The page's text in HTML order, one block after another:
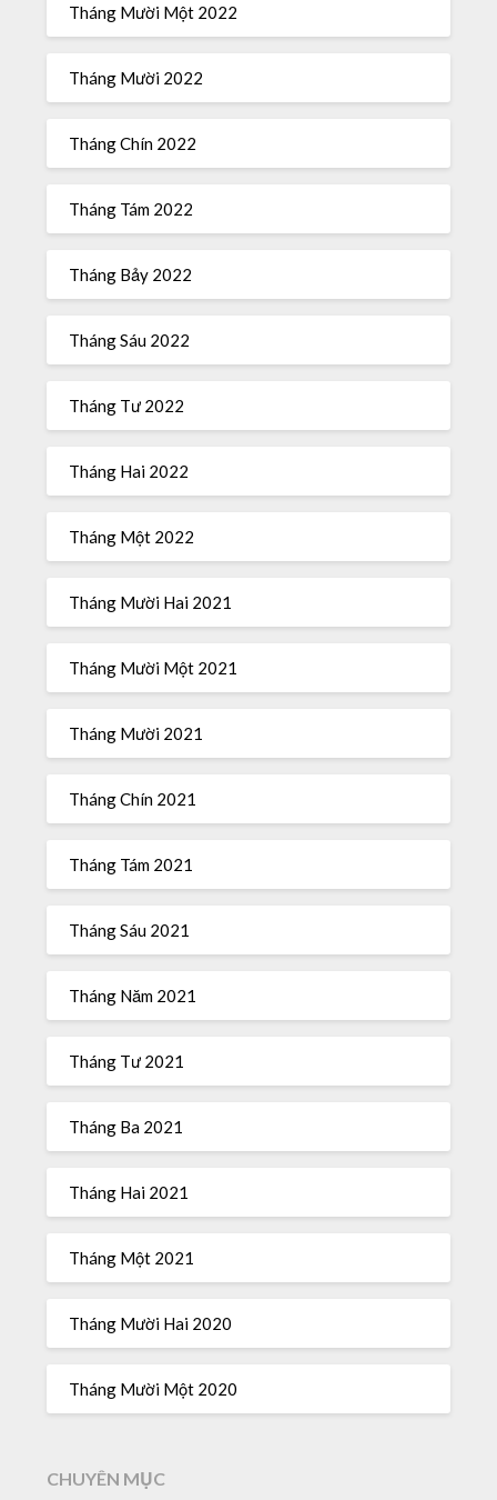
Tháng Mười Một 2022
Tháng Mười 2022
Tháng Chín 2022
Tháng Tám 2022
Tháng Bảy 2022
Tháng Sáu 2022
Tháng Tư 2022
Tháng Hai 2022
Tháng Một 2022
Tháng Mười Hai 2021
Tháng Mười Một 2021
Tháng Mười 2021
Tháng Chín 2021
Tháng Tám 2021
Tháng Sáu 2021
Tháng Năm 2021
Tháng Tư 2021
Tháng Ba 2021
Tháng Hai 2021
Tháng Một 2021
Tháng Mười Hai 2020
Tháng Mười Một 2020
CHUYÊN MỤC